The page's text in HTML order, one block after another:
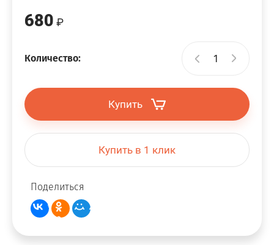
680
Количество:
Купить
Купить в 1 клик
Поделиться